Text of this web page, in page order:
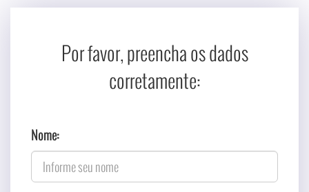
Por favor, preencha os dados
corretamente:
Nome: